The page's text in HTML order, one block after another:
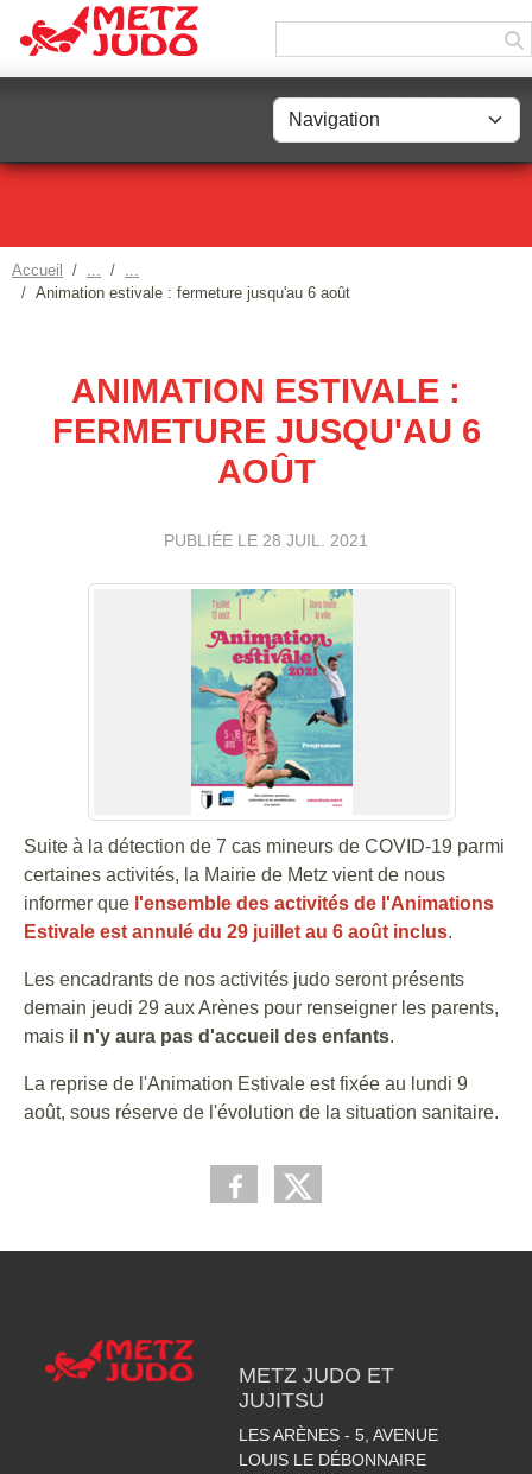
Accueil
Animation estivale : fermeture jusqu'au 6 août
ANIMATION ESTIVALE :
FERMETURE JUSQU'AU 6
AOÛT
PUBLIÉE LE 28 JUIL. 2021
Suite à la détection de 7 cas mineurs de COVID-19 parmi
certaines activités, la Mairie de Metz vient de nous
informer que l'ensemble des activités de l'Animations
Estivale est annulé du 29 juillet au 6 août inclus.
Les encadrants de nos activités judo seront présents
demain jeudi 29 aux Arènes pour renseigner les parents,
mais il n'y aura pas d'accueil des enfants.
La reprise de l'Animation Estivale est fixée au lundi 9
août, sous réserve de l'évolution de la situation sanitaire.
METZ JUDO ET
JUJITSU
LES ARÈNES - 5, AVENUE
LOUIS LE DÉBONNAIRE
Panneau de gestion des cookies